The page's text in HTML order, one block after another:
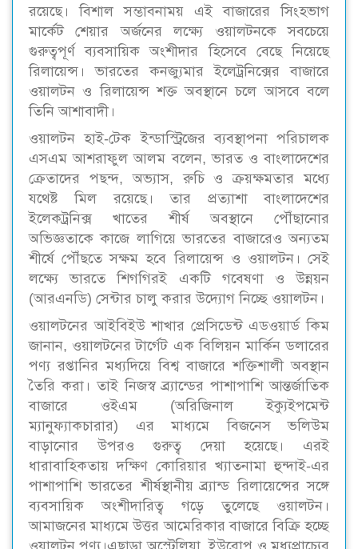
রয়েছে। বিশাল সম্ভাবনাময় এই বাজারের সিংহভাগ
মার্কেট শেয়ার অর্জনের লক্ষ্যে ওয়ালটনকে সবচেয়ে
গুরুত্বপূর্ণ ব্যবসায়িক অংশীদার হিসেবে বেছে নিয়েছে
রিলায়েন্স। ভারতের কনজ্যুমার ইলেট্রনিক্সের বাজারে
ওয়ালটন ও রিলায়েন্স শক্ত অবস্থানে চলে আসবে বলে
তিনি আশাবাদী।
ওয়ালটন হাই-টেক ইন্ডাস্ট্রিজের ব্যবস্থাপনা পরিচালক
এসএম আশরাফুল আলম বলেন, ভারত ও বাংলাদেশের
ক্রেতাদের পছন্দ, অভ্যাস, রুচি ও ক্রয়ক্ষমতার মধ্যে
যথেষ্ট মিল রয়েছে। তার প্রত্যাশা বাংলাদেশের
ইলেকট্রনিক্স খাতের শীর্ষ অবস্থানে পৌঁছানোর
অভিজ্ঞতাকে কাজে লাগিয়ে ভারতের বাজারেও অন্যতম
শীর্ষে পৌঁছতে সক্ষম হবে রিলায়েন্স ও ওয়ালটন। সেই
লক্ষ্যে ভারতে শিগগিরই একটি গবেষণা ও উন্নয়ন
(আরএনডি) সেন্টার চালু করার উদ্যোগ নিচ্ছে ওয়ালটন।
ওয়ালটনের আইবিইউ শাখার প্রেসিডেন্ট এডওয়ার্ড কিম
জানান, ওয়ালটনের টার্গেট এক বিলিয়ন মার্কিন ডলারের
পণ্য রপ্তানির মধ্যদিয়ে বিশ্ব বাজারে শক্তিশালী অবস্থান
তৈরি করা। তাই নিজস্ব ব্র্যান্ডের পাশাপাশি আন্তর্জাতিক
বাজারে ওইএম (অরিজিনাল ইক্যুইপমেন্ট
ম্যানুফ্যাকচারার) এর মাধ্যমে বিজনেস ভলিউম
বাড়ানোর উপরও গুরুত্ব দেয়া হয়েছে। এরই
ধারাবাহিকতায় দক্ষিণ কোরিয়ার খ্যাতনামা হুন্দাই-এর
পাশাপাশি ভারতের শীর্ষস্থানীয় ব্র্যান্ড রিলায়েন্সের সঙ্গে
ব্যবসায়িক অংশীদারিত্ব গড়ে তুলেছে ওয়ালটন।
আমাজনের মাধ্যমে উত্তর আমেরিকার বাজারে বিক্রি হচ্ছে
ওয়ালটন পণ্য।এছাড়া অস্ট্রেলিয়া, ইউরোপ ও মধ্যপ্রাচ্যের